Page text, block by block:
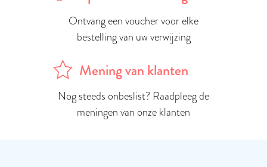
Ontvang een voucher voor elke
bestelling van uw verwijzing
Mening van klanten
Nog steeds onbeslist? Raadpleeg de
meningen van onze klanten